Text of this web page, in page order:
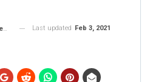
Last updated Feb 3, 2021